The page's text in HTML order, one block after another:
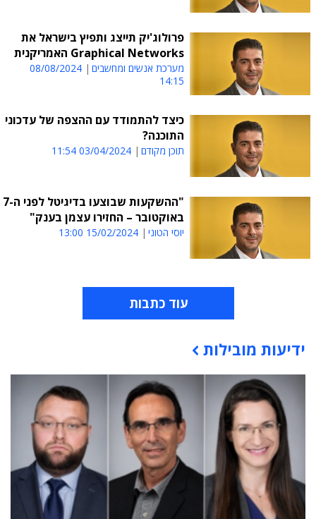
פרולוג'יק תייצג ותפיץ בישראל את
Graphical Networks האמריקנית
מערכת אנשים ומחשבים
08/08/2024
14:15
כיצד להתמודד עם ההצפה של עדכוני
התוכנה?
תוכן מקודם 03/04/2024 11:54
"ההשקעות שבוצעו בדיגיטל לפני ה-7
באוקטובר – החזירו עצמן בענק"
יוסי הטוני 15/02/2024 13:00
עוד כתבות
תוכן פרסומי
ידיעות מובילות